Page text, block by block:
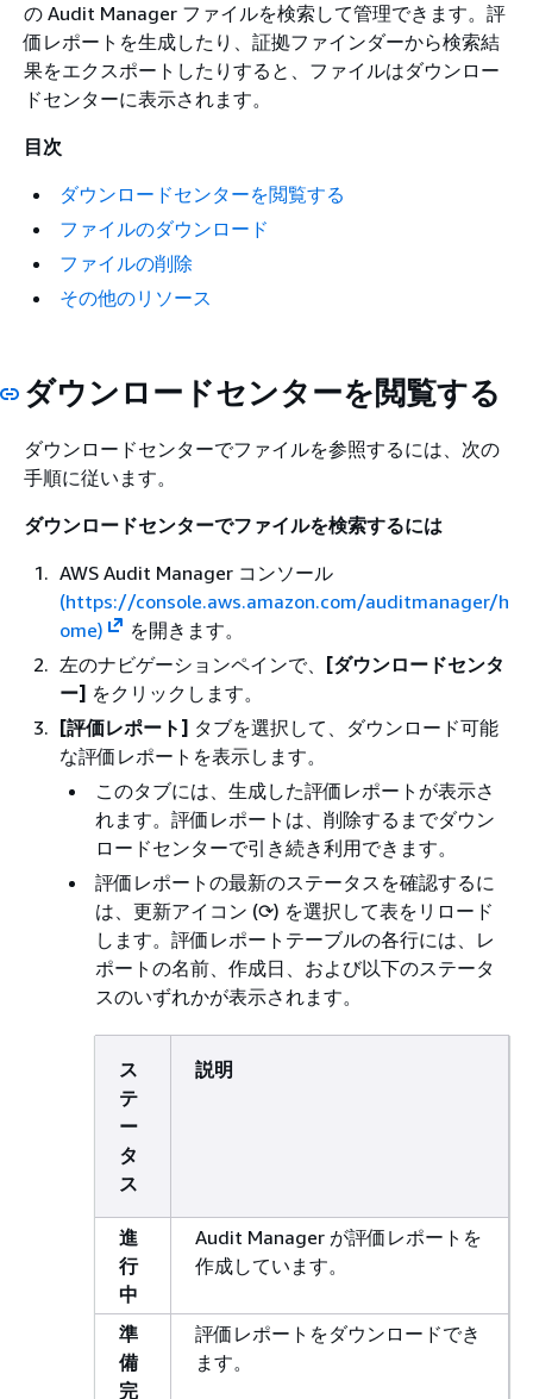
の Audit Manager ファイルを検索して管理できます。評
価レポートを生成したり、証拠ファインダーから検索結
果をエクスポートしたりすると、ファイルはダウンロー
ドセンターに表示されます。
目次
ダウンロードセンターを閲覧する
ファイルのダウンロード
ファイルの削除
その他のリソース
ダウンロードセンターを閲覧する
ダウンロードセンターでファイルを参照するには、次の
手順に従います。
ダウンロードセンターでファイルを検索するには
AWS Audit Manager コンソール
(https://console.aws.amazon.com/auditmanager/h
ome)
を開きます。
左のナビゲーションペインで、 [ダウンロードセンタ
ー] をクリックします。
[評価レポート] タブを選択して、ダウンロード可能
な評価レポートを表示します。
このタブには、生成した評価レポートが表示さ
れます。評価レポートは、削除するまでダウン
ロードセンターで引き続き利用できます。
評価レポートの最新のステータスを確認するに
は、更新アイコン (⟳) を選択して表をリロード
します。評価レポートテーブルの各行には、レ
ポートの名前、作成日、および以下のステータ
スのいずれかが表示されます。
ス
テ
ー
タ
ス
説明
進
行
中
Audit Manager が評価レポートを
作成しています。
準
備
完
評価レポートをダウンロードでき
ます。